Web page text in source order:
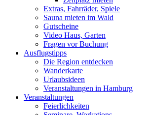
Extras, Fahrräder, Spiele
Sauna mieten im Wald
Gutscheine
Video Haus, Garten
Fragen vor Buchung
Ausflugstipps
Die Region entdecken
Wanderkarte
Urlaubsideen
Veranstaltungen in Hamburg
Veranstaltungen
Feierlichkeiten